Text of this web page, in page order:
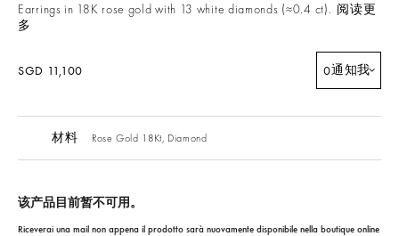
Earrings in 18K rose gold with 13 white diamonds (≈0.4 ct). 阅读更
多
SGD 11,100 0通知我
材料 Rose Gold 18Kt, Diamond
该产品目前暂不可用。
Riceverai una mail non appena il prodotto sarà nuovamente disponibile nella boutique online